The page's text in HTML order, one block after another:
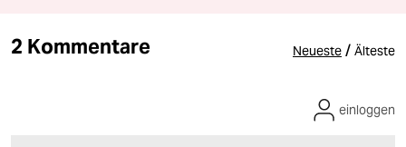
2 Kommentare Neueste / Älteste
einloggen